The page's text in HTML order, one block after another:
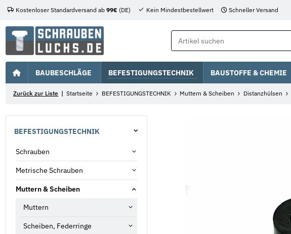
Kostenloser Standardversand ab 99€ (DE) Kein Mindestbestellwert Schneller Versand
BAUBESCHLÄGE BEFESTIGUNGSTECHNIK BAUSTOFFE & CHEMIE
Zurück zur Liste Startseite BEFESTIGUNGSTECHNIK Muttern & Scheiben Distanzhülsen
BEFESTIGUNGSTECHNIK
Schrauben
Metrische Schrauben
Muttern & Scheiben
Muttern
Scheiben, Federringe